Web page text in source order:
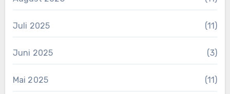
Juli 2025 (11)
Juni 2025 (3)
Mai 2025 (11)